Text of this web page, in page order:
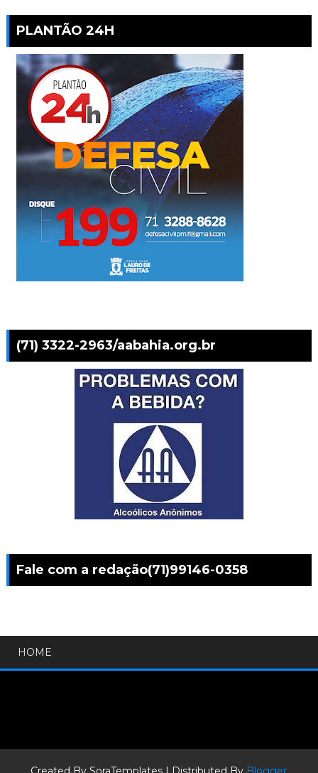
PLANTÃO 24H
(71) 3322-2963/aabahia.org.br
Fale com a redação(71)99146-0358
HOME